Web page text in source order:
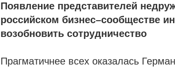
Появление представителей
российском бизнес–сообществе
возобновить сотрудничество
Прагматичнее всех оказалась